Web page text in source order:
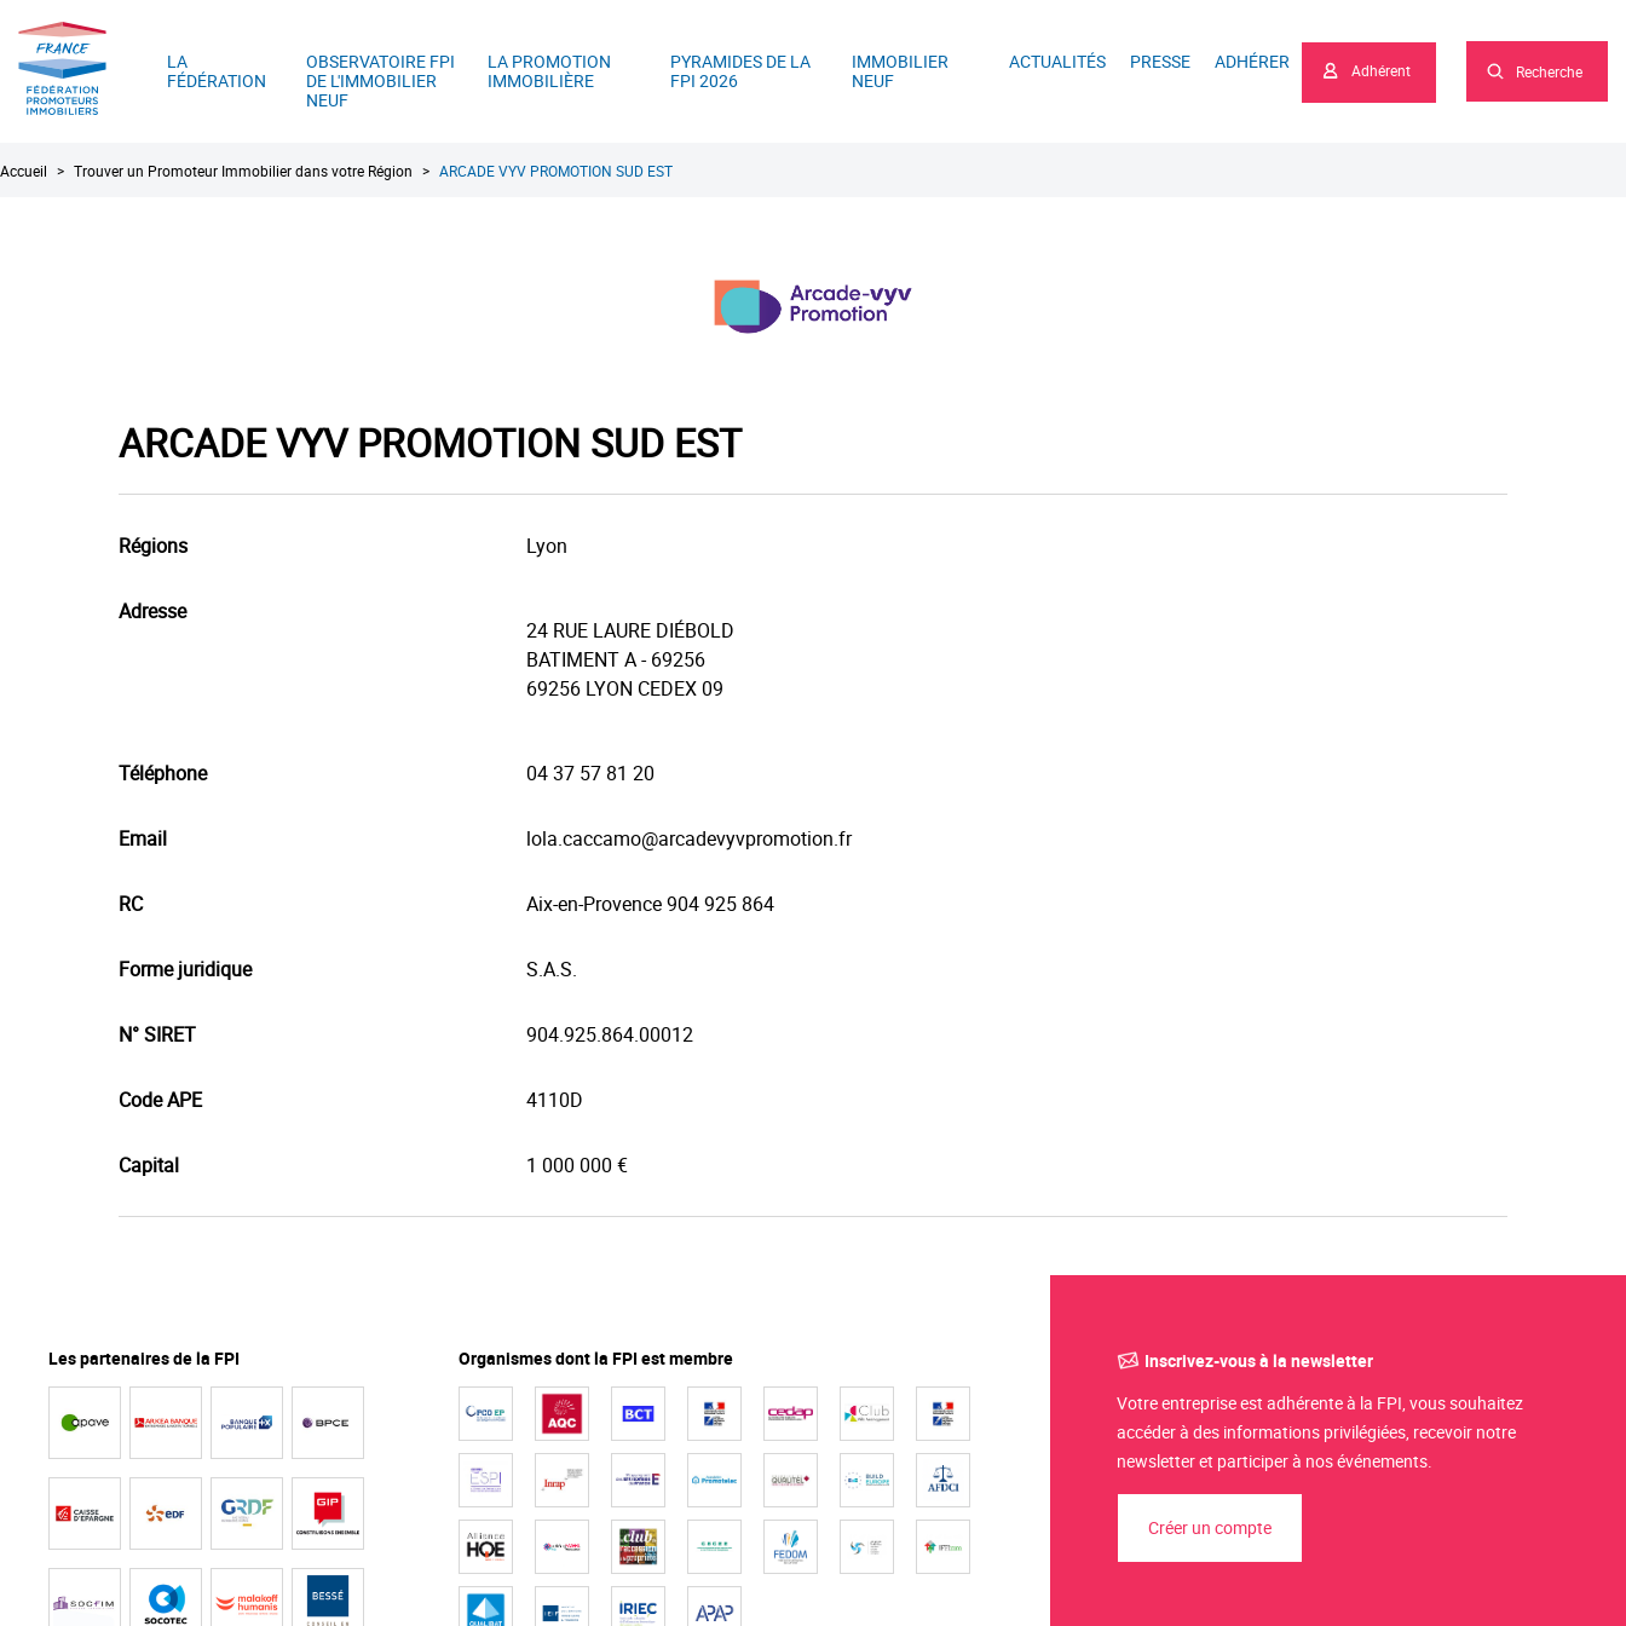
France
LA
FÉDÉRATION
OBSERVATOIRE FPI
DE L'IMMOBILIER
NEUF
LA PROMOTION
IMMOBILIÈRE
PYRAMIDES DE LA
FPI 2026
IMMOBILIER
NEUF
ACTUALITÉS PRESSE ADHÉRER Adhérent Recherche
Accueil Trouver un Promoteur Immobilier dans votre Région ARCADE VYV PROMOTION SUD EST
ARCADE VYV PROMOTION SUD EST
Régions Lyon
Adresse
24 RUE LAURE DIÉBOLD
BATIMENT A - 69256
69256 LYON CEDEX 09
Téléphone 04 37 57 81 20
Email lola.caccamo@arcadevyvpromotion.fr
RC Aix-en-Provence 904 925 864
Forme juridique S.A.S.
N° SIRET 904.925.864.00012
Code APE 4110D
Capital 1 000 000 €
Les partenaires de la FPI Organismes dont la FPI est membre
Inscrivez-vous à la newsletter
Votre entreprise est adhérente à la FPI, vous souhaitez
accéder à des informations privilégiées, recevoir notre
newsletter et participer à nos événements.
Créer un compte